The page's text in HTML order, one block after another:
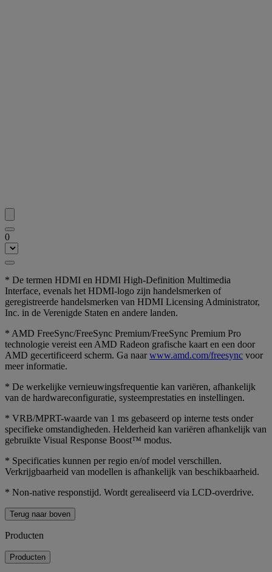
0
* De termen HDMI en HDMI High-Definition Multimedia
Interface, evenals het HDMI-logo zijn handelsmerken of
geregistreerde handelsmerken van HDMI Licensing Administrator,
Inc. in de Verenigde Staten en andere landen.
* AMD FreeSync/FreeSync Premium/FreeSync Premium Pro
technologie vereist een AMD Radeon grafische kaart en een door
AMD gecertificeerd scherm. Ga naarwww.amd.com/freesync voor
meer informatie.
* De werkelijke vernieuwingsfrequentie kan variëren, afhankelijk
van de hardwareconfiguratie, systeemprestaties en instellingen.
* VRB/MPRT-waarde van 1 ms gebaseerd op interne tests onder
specifieke omstandigheden. Helderheid kan variëren afhankelijk van
gebruikte Visual Response Boost™ modus.
* Specificaties kunnen per regio en/of model verschillen.
Verkrijgbaarheid van modellen is afhankelijk van beschikbaarheid.
* Non-native responstijd. Wordt gerealiseerd via LCD-overdrive.
Terug naar boven
Producten
Producten